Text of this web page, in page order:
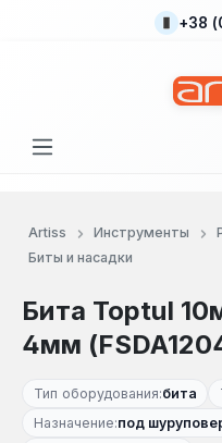
Перейти к основному
+38
Artiss Инструменты
Биты и насадки
Бита Toptul
4мм
Тип оборудования:бита
Назначение:под